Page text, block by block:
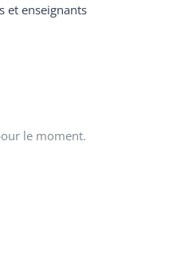
et enseignants
le moment.